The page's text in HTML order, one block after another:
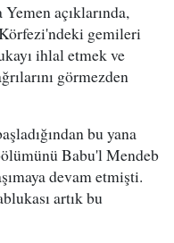
açıklarında,
gemileri
ihlal etmek ve
görmezden
bu yana
Babu'l Mendeb
devam etmişti.
artık bu